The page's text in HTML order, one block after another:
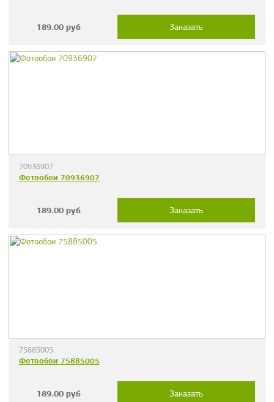
189.00 руб Заказать
70936907
Фотообои 70936907
189.00 руб Заказать
75885005
Фотообои 75885005
189.00 руб Заказать